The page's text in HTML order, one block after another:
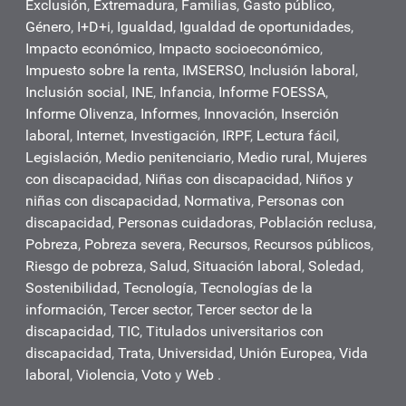
Exclusión, Extremadura, Familias, Gasto público,
Género, I+D+i, Igualdad, Igualdad de oportunidades,
Impacto económico, Impacto socioeconómico,
Impuesto sobre la renta, IMSERSO, Inclusión laboral ,
Inclusión social , INE, Infancia, Informe FOESSA,
Informe Olivenza, Informes, Innovación, Inserción
laboral , Internet, Investigación, IRPF, Lectura fácil ,
Legislación, Medio penitenciario, Medio rural , Mujeres
con discapacidad, Niñas con discapacidad, Niños y
niñas con discapacidad, Normativa, Personas con
discapacidad, Personas cuidadoras, Población reclusa,
Pobreza, Pobreza severa, Recursos, Recursos públicos,
Riesgo de pobreza, Salud, Situación laboral , Soledad,
Sostenibilidad, Tecnología, Tecnologías de la
información, Tercer sector, Tercer sector de la
discapacidad, TIC, Titulados universitarios con
discapacidad, Trata, Universidad, Unión Europea, Vida
laboral , Violencia, Voto y Web .